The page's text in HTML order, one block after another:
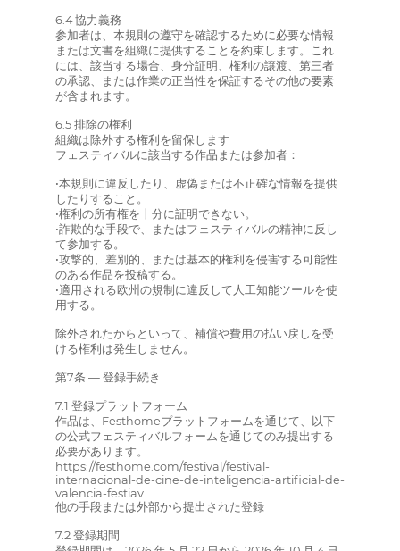
6.4 協力義務
参加者は、本規則の遵守を確認するために必要な情報
または文書を組織に提供することを約束します。これ
には、該当する場合、身分証明、権利の譲渡、第三者
の承認、または作業の正当性を保証するその他の要素
が含まれます。
6.5 排除の権利
組織は除外する権利を留保します
フェスティバルに該当する作品または参加者：
•本規則に違反したり、虚偽または不正確な情報を提供
したりすること。
•権利の所有権を十分に証明できない。
•詐欺的な手段で、またはフェスティバルの精神に反し
て参加する。
•攻撃的、差別的、または基本的権利を侵害する可能性
のある作品を投稿する。
•適用される欧州の規制に違反して人工知能ツールを使
用する。
除外されたからといって、補償や費用の払い戻しを受
ける権利は発生しません。
第7条 — 登録手続き
7.1 登録プラットフォーム
作品は、Festhomeプラットフォームを通じて、以下
の公式フェスティバルフォームを通じてのみ提出する
必要があります。
https://festhome.com/festival/festival-
internacional-de-cine-de-inteligencia-artificial-de-
valencia-festiav
他の手段または外部から提出された登録
7.2 登録期間